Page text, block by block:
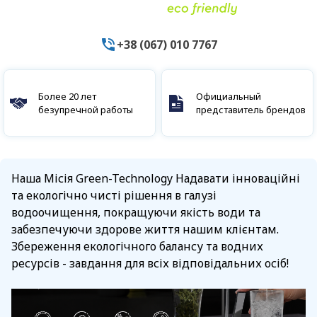
+38 (067) 010 7767
Более 20 лет
безупречной работы
Официальный
представитель брендов
Наша Місія Green-Technology Надавати інноваційні
та екологічно чисті рішення в галузі
водоочищення, покращуючи якість води та
забезпечуючи здорове життя нашим клієнтам.
Збереження екологічного балансу та водних
ресурсів - завдання для всіх відповідальних осіб!